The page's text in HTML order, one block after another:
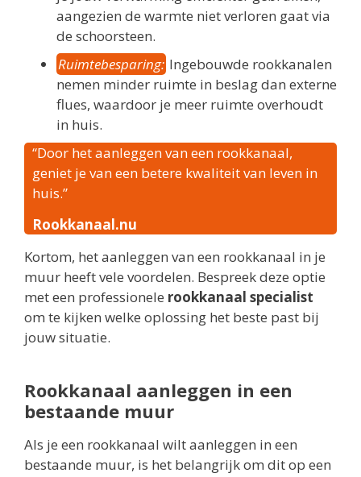
aangezien de warmte niet verloren gaat via
de schoorsteen.
Ruimtebesparing: Ingebouwde rookkanalen
nemen minder ruimte in beslag dan externe
flues, waardoor je meer ruimte overhoudt
in huis.
“Door het aanleggen van een rookkanaal,
geniet je van een betere kwaliteit van leven in
huis.”
Rookkanaal.nu
Kortom, het aanleggen van een rookkanaal in je
muur heeft vele voordelen. Bespreek deze optie
met een professionele rookkanaal specialist
om te kijken welke oplossing het beste past bij
jouw situatie.
Rookkanaal aanleggen in een
bestaande muur
Als je een rookkanaal wilt aanleggen in een
bestaande muur, is het belangrijk om dit op een